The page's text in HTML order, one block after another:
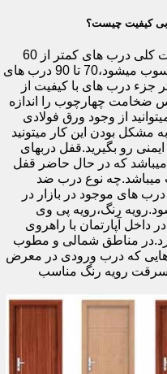
کیفیت چیست؟
اولین راه وزن درب هست که به صورت کلی درب های کمتر از 60
کیلوگرم جزء درب های بی کیفیت محسوب میشود،70 تا 90 درب های
و بالاتر جزء درب های با کیفیت از
ضخامت چهارچوب را اندازه
از وجود ورق فولادی
مشکل بودن این کار میتونید
رو بگیرید.قفل دربهای
که در حال حاضر قفل
نوع درب ضد
های موجود در بازار در
میشود.رویه رنگ،رویه پی وی
داخل آپارتمان با راهروی
مناطق شمالی و مطوب
هایی که درب ورودی در معرض
سرقت رویه رنگ مناسب